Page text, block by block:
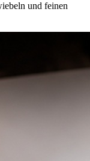
und feinen